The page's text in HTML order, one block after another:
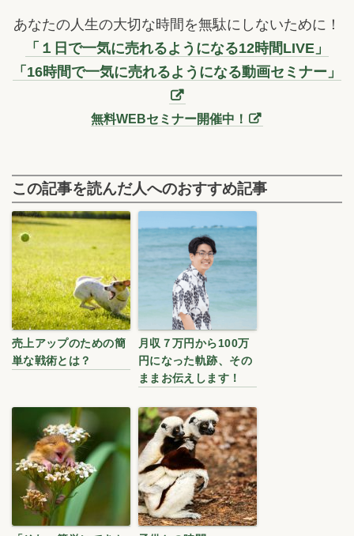
あなたの人生の大切な時間を無駄にしないために！
「１日で一気に売れるようになる12時間LIVE」
「16時間で一気に売れるようになる動画セミナー」
無料WEBセミナー開催中！
この記事を読んだ人へのおすすめ記事
売上アップのための簡
単な戦術とは？
月収７万円から100万
円になった軌跡、その
ままお伝えします！